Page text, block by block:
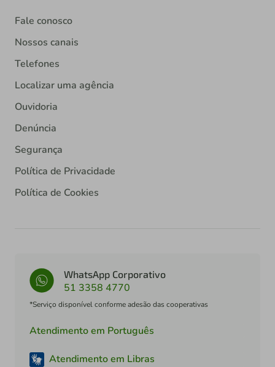
Fale conosco
Nossos canais
Telefones
Localizar uma agência
Ouvidoria
Denúncia
Segurança
Política de Privacidade
Política de Cookies
WhatsApp Corporativo
51 3358 4770
*Serviço disponível conforme adesão das cooperativas
Atendimento em Português
Atendimento em Libras